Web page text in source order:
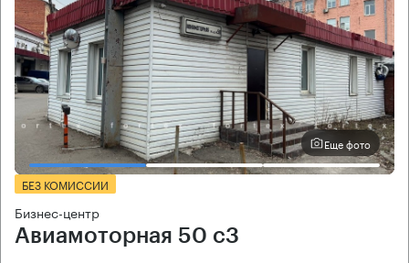
Еще фото
БЕЗ КОМИССИИ
Бизнес-центр
Авиамоторная 50 с3